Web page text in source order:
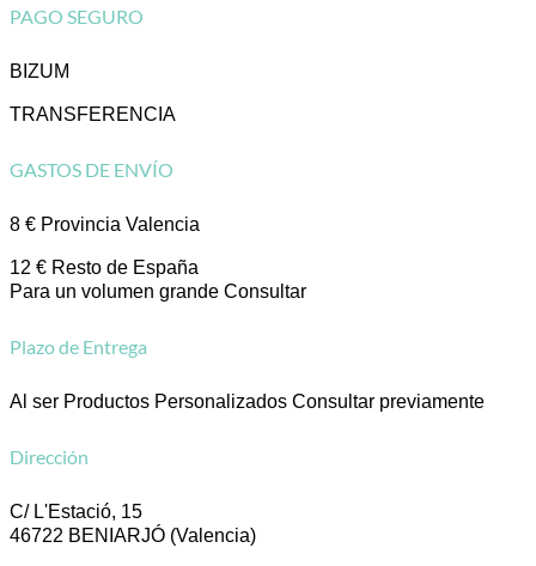
PAGO SEGURO
BIZUM
TRANSFERENCIA
GASTOS DE ENVÍO
8 € Provincia Valencia
12 € Resto de España
Para un volumen grande Consultar
Plazo de Entrega
Al ser Productos Personalizados Consultar previamente
Dirección
C/ L'Estació, 15
46722 BENIARJÓ (Valencia)